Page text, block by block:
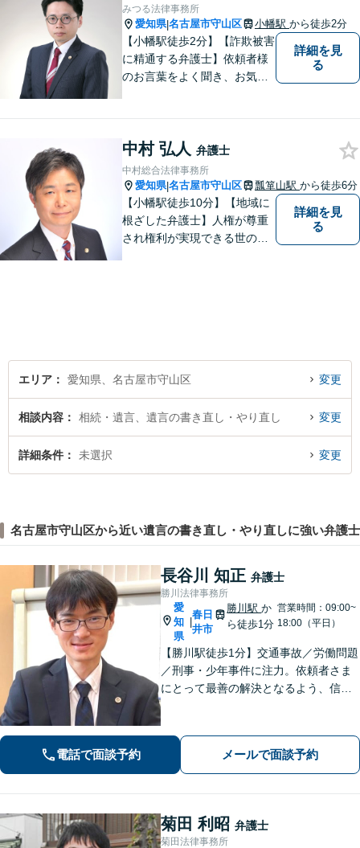
みつる法律事務所
愛知県|名古屋市守山区 小幡駅 から徒歩2分
【小幡駅徒歩2分】【詐欺被害
に精通する弁護士】依頼者様
のお言葉をよく聞き、お気持
お気軽にご相談ください。
【土日・祝日も予約で対応
可】
詳細を見
る
中村 弘人 弁護士
中村総合法律事務所
愛知県|名古屋市守山区 瓢箪山駅 から徒歩6分
【小幡駅徒歩10分】【地域に
根ざした弁護士】人権が尊重
され権利が実現できる世の中
談ください。
詳細を見
る
エリア 愛知県、名古屋市守山区 変更
相談内容 相続・遺言、遺言の書き直し・やり直し 変更
詳細条件 未選択 変更
名古屋市守山区から近い遺言の書き直し・やり直しに強い弁護士
長谷川 知正 弁護士
勝川法律事務所
愛
知
県
春日
井市
勝川駅か
ら徒歩1分
営業時間：09:00~
18:00（平日）
【勝川駅徒歩1分】交通事故／労働問題
／刑事・少年事件に注力。依頼者さま
にとって最善の解決となるよう、信頼
談ください。
電話で面談予約 メールで面談予約
菊田 利昭 弁護士
菊田法律事務所